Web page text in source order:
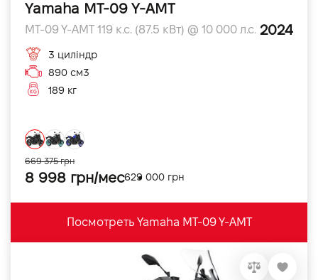
Yamaha MT-09 Y-AMT
MT-09 Y-AMT 119 к.с. (87.5 кВт) @ 10 000 л.с. 2024
3 циліндр
890 см3
189 кг
8 998 грн/мес629 000 грн
669 375 грн
Посмотреть Yamaha MT-09 Y-AMT